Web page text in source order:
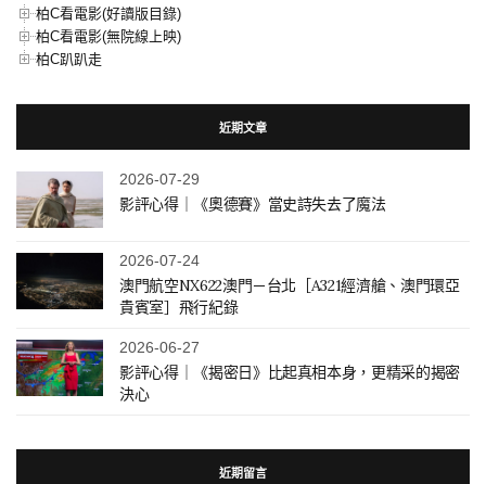
柏C看電影(好讀版目錄)
柏C看電影(無院線上映)
柏C趴趴走
近期文章
2026-07-29
影評心得｜《奧德賽》當史詩失去了魔法
2026-07-24
澳門航空NX622澳門－台北［A321經濟艙、澳門環亞
貴賓室］飛行紀錄
2026-06-27
影評心得｜《揭密日》比起真相本身，更精采的揭密
決心
近期留言